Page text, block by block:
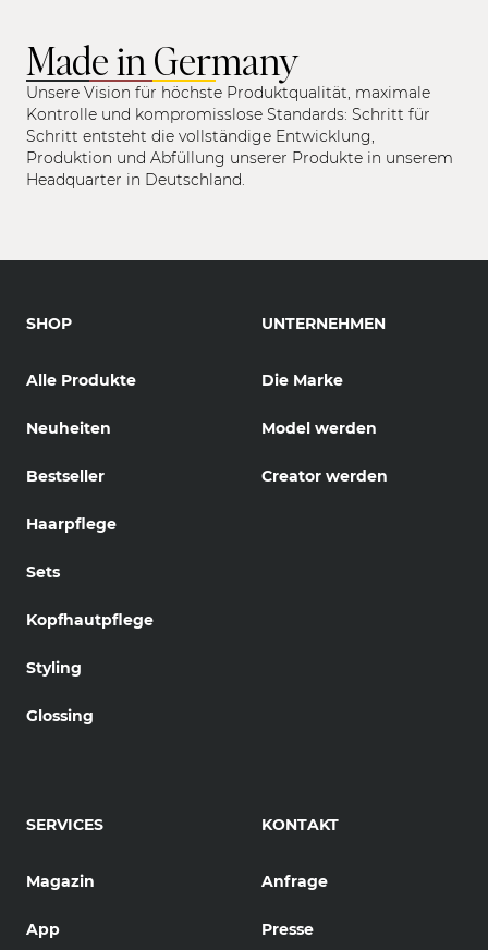
Made in Germany
Unsere Vision für höchste Produktqualität, maximale
Kontrolle und kompromisslose Standards: Schritt für
Schritt entsteht die vollständige Entwicklung,
Produktion und Abfüllung unserer Produkte in unserem
Headquarter in Deutschland.
SHOP
Alle Produkte
Neuheiten
Bestseller
Haarpflege
Sets
Kopfhautpflege
Styling
Glossing
UNTERNEHMEN
Die Marke
Model werden
Creator werden
SERVICES
Magazin
App
KONTAKT
Anfrage
Presse